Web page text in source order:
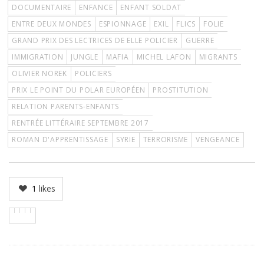
DOCUMENTAIRE ENFANCE
ENFANT SOLDAT
ENTRE DEUX MONDES
ESPIONNAGE EXIL FLICS
FOLIE
GRAND PRIX DES LECTRICES DE ELLE POLICIER
GUERRE
IMMIGRATION
JUNGLE MAFIA MICHEL LAFON
MIGRANTS
OLIVIER NOREK
POLICIERS
PRIX LE POINT DU POLAR EUROPÉEN
PROSTITUTION
RELATION PARENTS-ENFANTS
RENTRÉE LITTÉRAIRE SEPTEMBRE 2017
ROMAN D'APPRENTISSAGE
SYRIE TERRORISME VENGEANCE
1 likes